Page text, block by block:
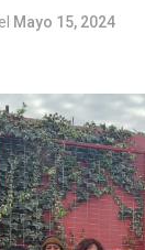
el Mayo 15, 2024